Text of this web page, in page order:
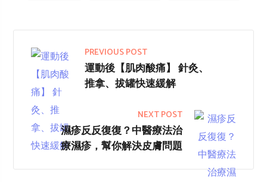
PREVIOUS POST
運動後【肌肉酸痛】 針灸、
推拿、拔罐快速緩解
NEXT POST
濕疹反反復復？中醫療法治
療濕疹，幫你解決皮膚問題